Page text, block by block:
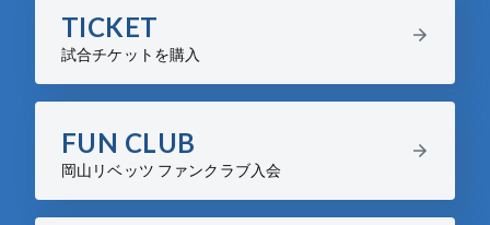
TICKET
試合チケットを購入
FUN CLUB
岡山リベッツ ファンクラブ入会